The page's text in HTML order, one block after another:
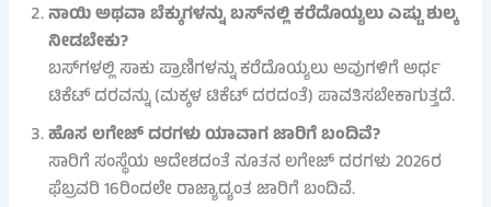
ನಾಯಿ ಅಥವಾ ಬೆಕ್ಕುಗಳನ್ನು ಬಸ್‌ನಲ್ಲಿ ಕರೆದೊಯ್ಯಲು ಎಷ್ಟು ಶುಲ್ಕ
ನೀಡಬೇಕು?
ಬಸ್‌ಗಳಲ್ಲಿ ಸಾಕು ಪ್ರಾಣಿಗಳನ್ನು ಕರೆದೊಯ್ಯಲು ಅವುಗಳಿಗೆ ಅರ್ಧ
ಟಿಕೆಟ್ ದರವನ್ನು (ಮಕ್ಕಳ ಟಿಕೆಟ್ ದರದಂತೆ) ಪಾವತಿಸಬೇಕಾಗುತ್ತದೆ.
ಹೊಸ ಲಗೇಜ್ ದರಗಳು ಯಾವಾಗ ಜಾರಿಗೆ ಬಂದಿವೆ?
ಸಾರಿಗೆ ಸಂಸ್ಥೆಯ ಆದೇಶದಂತೆ ನೂತನ ಲಗೇಜ್ ದರಗಳು 2026ರ
ಫೆಬ್ರವರಿ 16ರಿಂದಲೇ ರಾಜ್ಯಾದ್ಯಂತ ಜಾರಿಗೆ ಬಂದಿವೆ.